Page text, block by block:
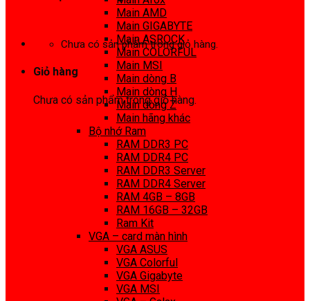
Chưa có sản phẩm trong giỏ hàng.
Giỏ hàng
Chưa có sản phẩm trong giỏ hàng.
Main AMD
Main GIGABYTE
Main ASROCK
Main COLORFUL
Main MSI
Main dòng B
Main dòng H
Main dòng Z
Main hãng khác
Bộ nhớ Ram
RAM DDR3 PC
RAM DDR4 PC
RAM DDR3 Server
RAM DDR4 Server
RAM 4GB – 8GB
RAM 16GB – 32GB
Ram Kit
VGA – card màn hình
VGA ASUS
VGA Colorful
VGA Gigabyte
VGA MSI